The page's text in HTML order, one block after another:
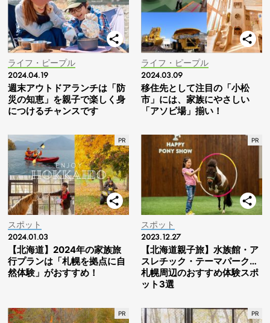
ライフ・ピープル
2024.04.19
週末アウトドアランチは「防
災の知恵」を親子で楽しく身
につけるチャンスです
ライフ・ピープル
2024.03.09
移住先として注目の「小松
市」には、家族にやさしい
「アソビ場」揃い！
スポット
2024.01.03
【北海道】2024年の家族旅
行プランは「札幌を拠点に自
然体験」がおすすめ！
スポット
2023.12.27
【北海道親子旅】水族館・ア
スレチック・テーマパーク…
札幌周辺のおすすめ体験スポ
ット3選